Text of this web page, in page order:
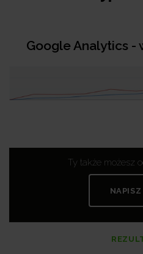
Google Analytics -
Ty także możesz